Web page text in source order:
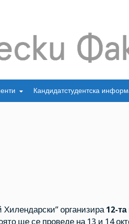
Кандидатстудентска
организира12-
ще се проведе на 13 и 14